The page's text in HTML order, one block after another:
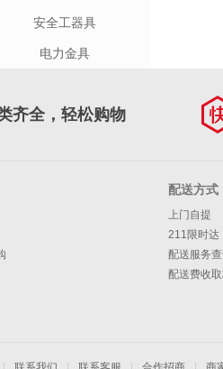
安全工器具
电力金具
齐全，轻松购物
配送方式
上门自提
211限时达
配送服务
配送费收